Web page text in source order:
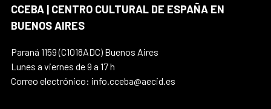
CCEBA | CENTRO CULTURAL DE ESPAÑA EN
BUENOS AIRES
Paraná 1159 (C1018ADC) Buenos Aires
Lunes a viernes de 9 a 17 h
Correo electrónico: info.cceba@aecid.es